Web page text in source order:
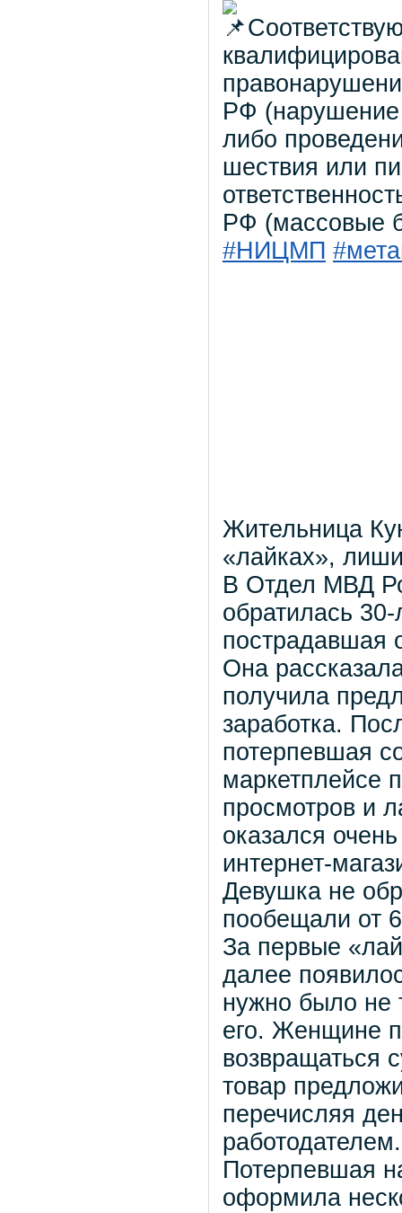
РФ (нарушение
либо
шествия или
РФ (массовые
#НИЦМП
Жительница
«лайках»,
В Отдел МВД
обратилась
пострадавшая
Она
получила
заработка.
потерпевшая
маркетплейсе
просмотров и
оказался
интернет-
Девушка не
пообещали от
За первые
далее
нужно было не
его. Женщине
возвращаться
товар
перечисляя
работодателем.
Потерпевшая
оформила